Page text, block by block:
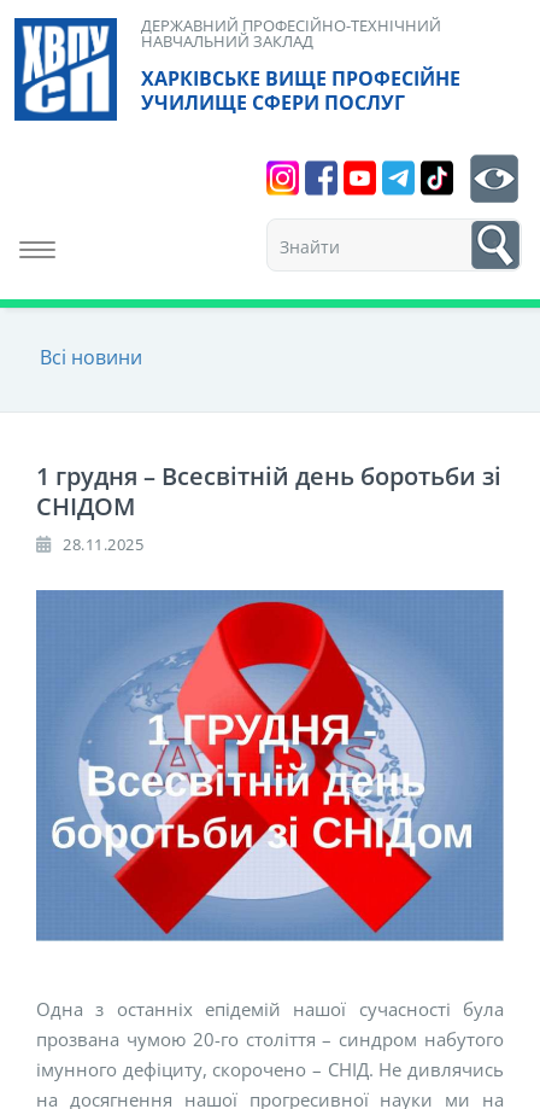
Skip
content
ХАРКІВСЬКЕ ВИЩЕ ПРОФЕСІЙНЕ
УЧИЛИЩЕ СФЕРИ ПОСЛУГ
ДЕРЖАВНИЙ ПРОФЕСІЙНО-ТЕХНІЧНИЙ
НАВЧАЛЬНИЙ ЗАКЛАД
Toggle navigation
1
Всі новини
1 грудня – Всесвітній день боротьби зі
СНІДОМ
28.11.2025
Одна з останніх епідемій нашої сучасності була
прозвана чумою 20-го століття – синдром набутого
імунного дефіциту, скорочено – СНІД. Не дивлячись
на досягнення нашої прогресивної науки ми на